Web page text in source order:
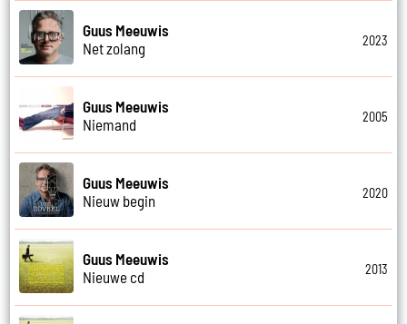
Guus Meeuwis
Net zolang
2023
Guus Meeuwis
Niemand
2005
Guus Meeuwis
Nieuw begin
2020
Guus Meeuwis
Nieuwe cd
2013